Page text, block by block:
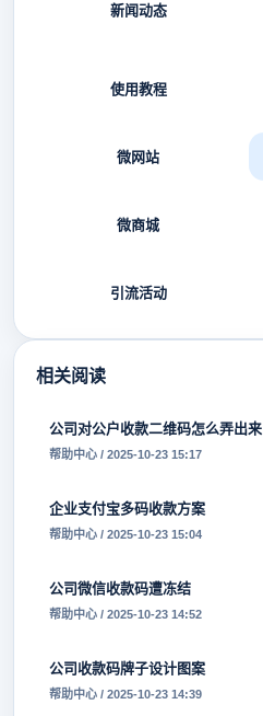
新闻动态
使用教程
微网站
微商城
引流活动
相关阅读
公司对公户收款二维码怎么弄出来
帮助中心 / 2025-10-23 15:17
企业支付宝多码收款方案
帮助中心 / 2025-10-23 15:04
公司微信收款码遭冻结
帮助中心 / 2025-10-23 14:52
公司收款码牌子设计图案
帮助中心 / 2025-10-23 14:39